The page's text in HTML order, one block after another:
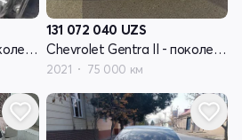
Chevrolet Gentra II - поколение
131 072 040 UZS
Chevrolet Gentra II - поколение
2021 75 000 км